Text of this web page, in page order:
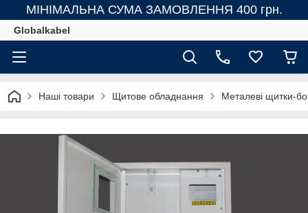
МІНІМАЛЬНА СУМА ЗАМОВЛЕННЯ 400 грн.
Globalkabel
Наші товари Щитове обладнання Металеві щитки-